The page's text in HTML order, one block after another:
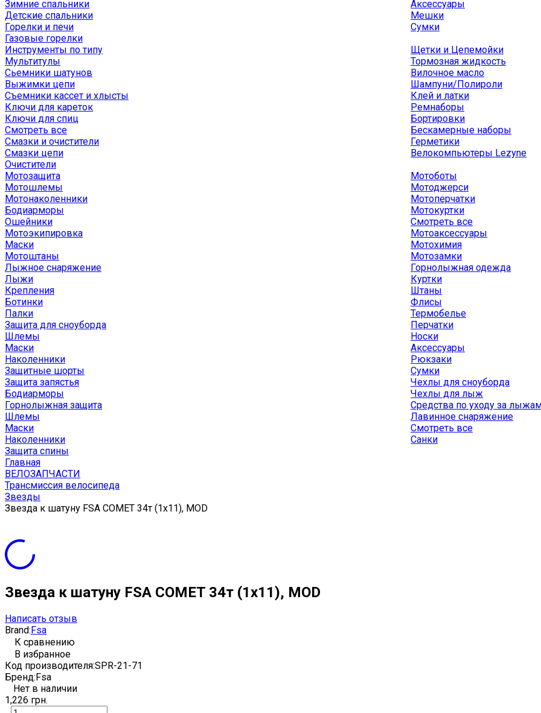
Зимние спальники
Детские спальники
Горелки и печи
Газовые горелки
Аксессуары
Мешки
Сумки
Инструменты по типу
Мультитулы
Сьемники шатунов
Выжимки цепи
Съемники кассет и хлысты
Ключи для кареток
Ключи для спиц
Смотреть все
Смазки и очистители
Смазки цепи
Очистители
Щетки и Цепемойки
Тормозная жидкость
Вилочное масло
Шампуни/Полироли
Клей и латки
Ремнаборы
Бортировки
Бескамерные наборы
Герметики
Велокомпьютеры Lezyne
Мотозащита
Мотошлемы
Мотонаколенники
Бодиарморы
Ошейники
Мотоэкипировка
Маски
Мотоштаны
Мотоботы
Мотоджерси
Мотоперчатки
Мотокуртки
Смотреть все
Мотоаксессуары
Мотохимия
Мотозамки
Лыжное снаряжение
Лыжи
Крепления
Ботинки
Палки
Защита для сноуборда
Шлемы
Маски
Наколенники
Защитные шорты
Защита запястья
Бодиарморы
Горнолыжная защита
Шлемы
Маски
Наколенники
Защита спины
Горнолыжная одежда
Куртки
Штаны
Флисы
Термобелье
Перчатки
Носки
Аксессуары
Рюкзаки
Сумки
Чехлы для сноуборда
Чехлы для лыж
Средства по уходу за
Лавинное снаряжение
Смотреть все
Санки
Главная
ВЕЛОЗАПЧАСТИ
Трансмиссия велосипеда
Звезды
Звезда к шатуну FSA COMET 34т (1х11), MOD
Звезда к шатуну FSA COMET 34т (1х11), MOD
Написать отзыв
Brand:Fsa
К сравнению
В избранное
Код производителя:SPR-21-71
Бренд:Fsa
Нет в наличии
1,226 грн.